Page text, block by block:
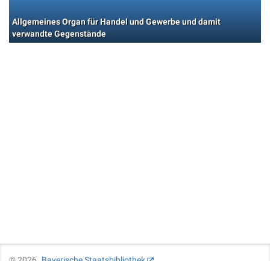
Allgemeines Organ für Handel und Gewerbe und damit
verwandte Gegenstände